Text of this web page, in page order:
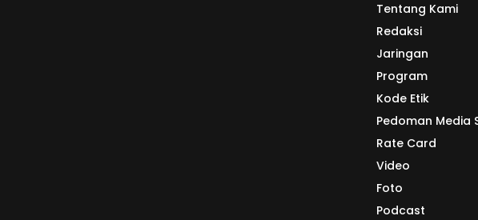
Tentang Kami
Redaksi
Jaringan
Program
Kode Etik
Pedoman Media
Rate Card
Video
Foto
Podcast